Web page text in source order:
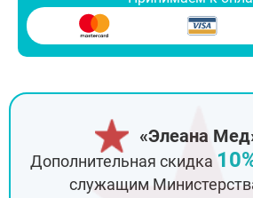
«Элеана
Дополнительная скидка
служащим